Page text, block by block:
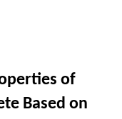
of
Based on